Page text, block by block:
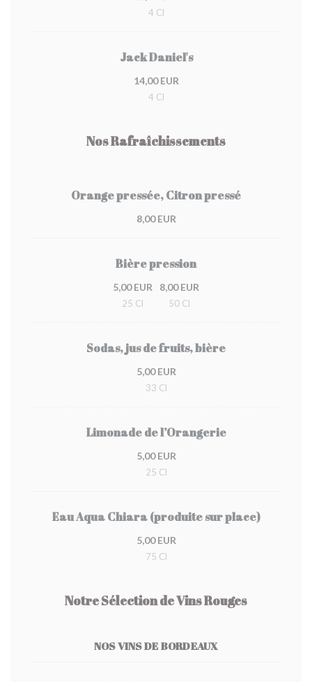
4 Cl
Jack Daniel's
14,00 EUR
4 Cl
Nos Rafraîchissements
Orange pressée, Citron pressé
8,00 EUR
Bière pression
5,00 EUR
25 Cl
8,00 EUR
50 Cl
Sodas, jus de fruits, bière
5,00 EUR
33 Cl
Limonade de l’Orangerie
5,00 EUR
25 Cl
Eau Aqua Chiara (produite sur place)
5,00 EUR
75 Cl
Notre Sélection de Vins Rouges
NOS VINS DE BORDEAUX